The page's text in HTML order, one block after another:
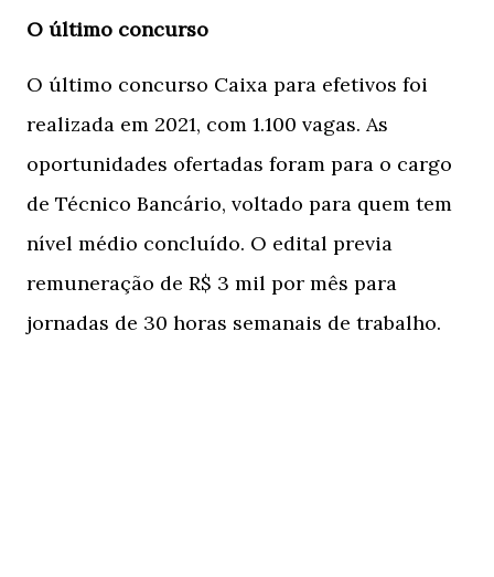
O último concurso
O último concurso Caixa para efetivos foi
realizada em 2021, com 1.100 vagas. As
oportunidades ofertadas foram para o cargo
de Técnico Bancário, voltado para quem tem
nível médio concluído. O edital previa
remuneração de R$ 3 mil por mês para
jornadas de 30 horas semanais de trabalho.